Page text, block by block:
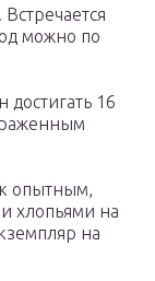
можно по
16
опытным,
хлопьями на
на